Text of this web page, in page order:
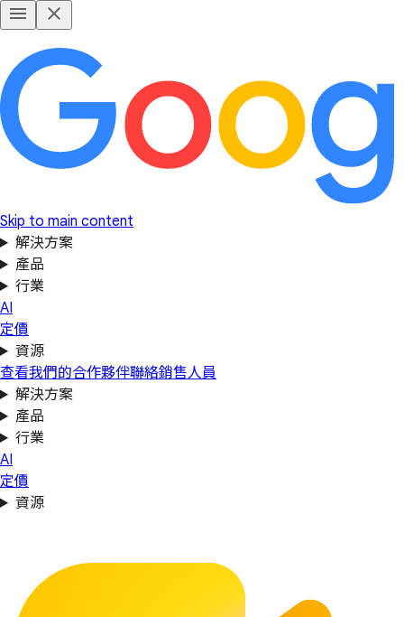
Skip to main content
解決方案
產品
行業
AI
定價
資源
查看我們的合作夥伴聯絡銷售人員
解決方案
產品
行業
AI
定價
資源